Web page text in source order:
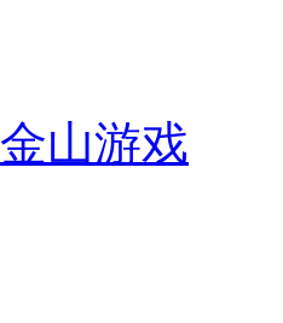
金山游戏